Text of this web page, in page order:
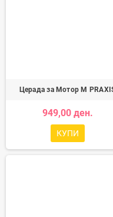
Церада за Мотор M
949,00 ден.
КУПИ